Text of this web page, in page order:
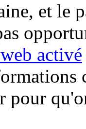
et le
activé
pour